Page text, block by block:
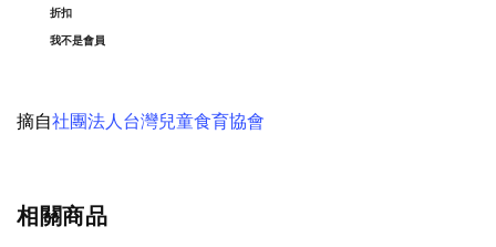
折扣
我不是會員
摘自社團法人台灣兒童食育協會
相關商品